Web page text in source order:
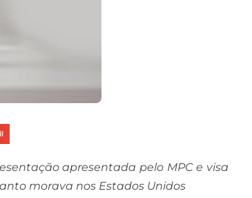
apresentada pelo MPC e visa
morava nos Estados Unidos